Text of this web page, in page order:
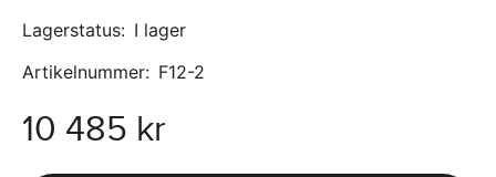
Lagerstatus: I lager
Artikelnummer: F12-2
10 485 kr